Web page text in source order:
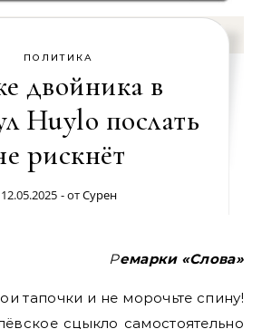
ПОЛИТИКА
двойника в
Huylo послать
рискнёт
12.05.2025 - отСурен
Ремарки «Слова»
тапочки и не морочьте спину!
сцыкло самостоятельно